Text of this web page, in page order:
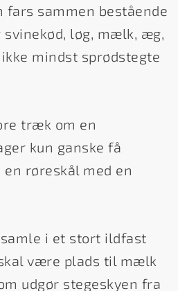
fars sammen bestående
svinekød, løg, mælk, æg,
mindst sprødstegte
træk om en
kun ganske få
røreskål med en
i et stort ildfast
være plads til mælk
udgør stegeskyen fra